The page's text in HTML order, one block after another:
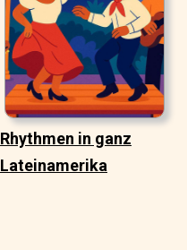
Rhythmen in ganz
Lateinamerika